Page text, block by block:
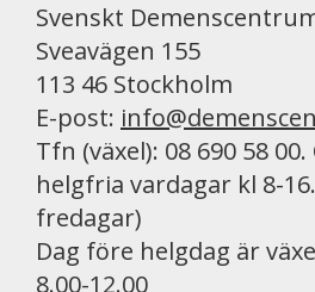
Svenskt
Sveavägen 155
113 46 Stockholm
E-post:
Tfn (växel): 08 690 58
helgfria vardagar kl 8-
fredagar)
Dag före helgdag är
8.00-12.00